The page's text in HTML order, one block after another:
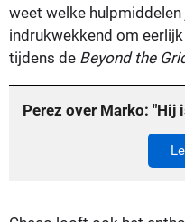
weet welke
indrukwekkend om
tijdens de Beyond the
Perez over Marko: